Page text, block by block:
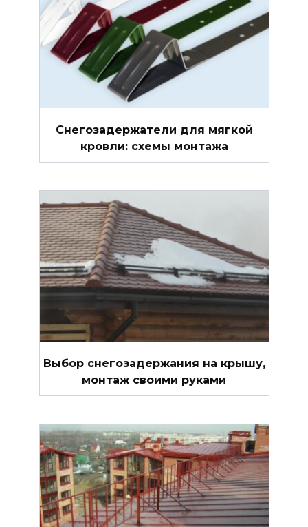
Снегозадержатели для мягкой
кровли: схемы монтажа
Выбор снегозадержания на крышу,
монтаж своими руками